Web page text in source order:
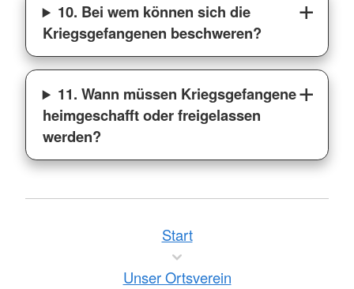
10. Bei wem können sich die
Kriegsgefangenen beschweren?
11. Wann müssen Kriegsgefangene
heimgeschafft oder freigelassen
werden?
Start
Unser Ortsverein